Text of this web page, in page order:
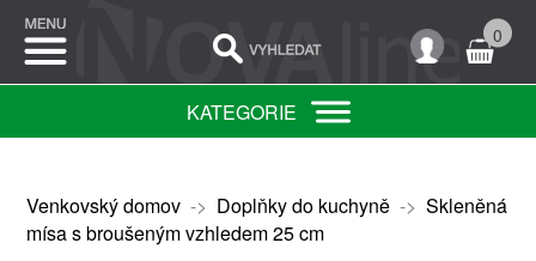
0
KATEGORIE
Venkovský domov-> Doplňky do kuchyně-> Skleněná
mísa s broušeným vzhledem 25 cm